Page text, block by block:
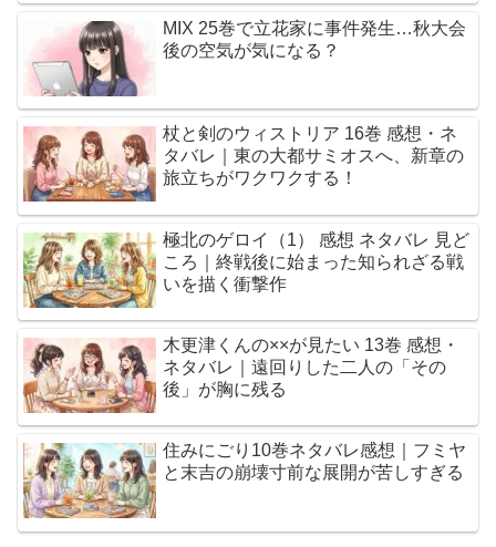
MIX 25巻で立花家に事件発生…秋大会
後の空気が気になる？
杖と剣のウィストリア 16巻 感想・ネ
タバレ｜東の大都サミオスへ、新章の
旅立ちがワクワクする！
極北のゲロイ（1） 感想 ネタバレ 見ど
ころ｜終戦後に始まった知られざる戦
いを描く衝撃作
木更津くんの××が見たい 13巻 感想・
ネタバレ｜遠回りした二人の「その
後」が胸に残る
住みにごり10巻ネタバレ感想｜フミヤ
と末吉の崩壊寸前な展開が苦しすぎる